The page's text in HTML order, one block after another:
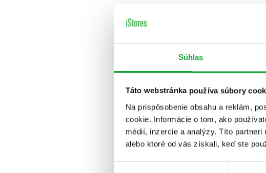
Súhlas
Táto webstránka používa súbory
Na prispôsobenie obsahu a reklám,
cookie. Informácie o tom, ako
médií, inzercie a analýzy. Títo
alebo ktoré od vás získali, keď ste